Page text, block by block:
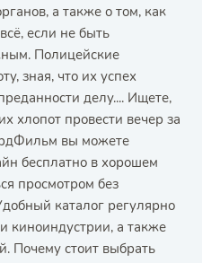
а также о том, как
если не быть
Полицейские
зная, что их успех
делу.... Ищете,
хлопот провести вечер за
вы можете
бесплатно в хорошем
просмотром без
каталог регулярно
киноиндустрии, а также
Почему стоит выбрать